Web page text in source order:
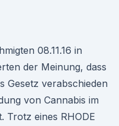
08.11.16 in
der Meinung, dass
Gesetz verabschieden
von Cannabis im
Trotz eines RHODE